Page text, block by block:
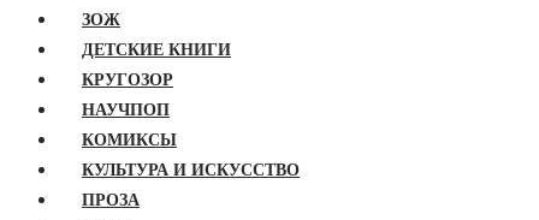
ЗОЖ
ДЕТСКИЕ КНИГИ
КРУГОЗОР
НАУЧПОП
КОМИКСЫ
КУЛЬТУРА И ИСКУССТВО
ПРОЗА